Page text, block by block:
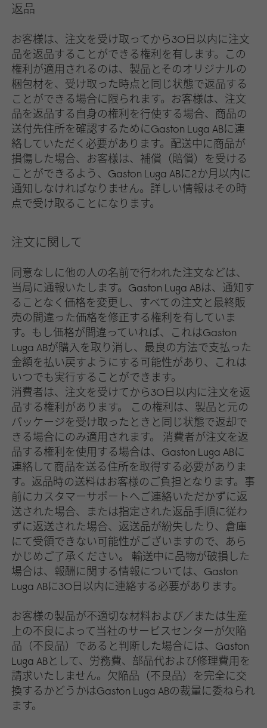
返品
お客様は、注文を受け取ってから30日以内に注文
品を返品することができる権利を有します。この
権利が適用されるのは、製品とそのオリジナルの
梱包材を、受け取った時点と同じ状態で返品する
ことができる場合に限られます。お客様は、注文
品を返品する自身の権利を行使する場合、商品の
送付先住所を確認するためにGaston Luga ABに連
絡していただく必要があります。配送中に商品が
損傷した場合、お客様は、補償（賠償）を受ける
ことができるよう、Gaston Luga ABに2か月以内に
通知しなければなりません。詳しい情報はその時
点で受け取ることになります。
注文に関して
同意なしに他の人の名前で行われた注文などは、
当局に通報いたします。Gaston Luga ABは、通知す
ることなく価格を変更し、すべての注文と最終販
売の間違った価格を修正する権利を有していま
す。もし価格が間違っていれば、これはGaston
Luga ABが購入を取り消し、最良の方法で支払った
金額を払い戻すようにする可能性があり、これは
いつでも実行することができます。
消費者は、注文を受けてから30日以内に注文を返
品する権利があります。 この権利は、製品と元の
パッケージを受け取ったときと同じ状態で返却で
きる場合にのみ適用されます。 消費者が注文を返
品する権利を使用する場合は、Gaston Luga ABに
連絡して商品を送る住所を取得する必要がありま
す。返品時の送料はお客様のご負担となります。事
前にカスタマーサポートへご連絡いただかずに返
送された場合、または指定された返品手順に従わ
ずに返送された場合、返送品が紛失したり、倉庫
にて受領できない可能性がございますので、あら
かじめご了承ください。 輸送中に品物が破損した
場合は、報酬に関する情報については、Gaston
Luga ABに30日以内に連絡する必要があります。
お客様の製品が不適切な材料および／または生産
上の不良によって当社のサービスセンターが欠陥
品（不良品）であると判断した場合には、Gaston
Luga ABとして、労務費、部品代および修理費用を
請求いたしません。欠陥品（不良品）を完全に交
換するかどうかはGaston Luga ABの裁量に委ねられ
ます。